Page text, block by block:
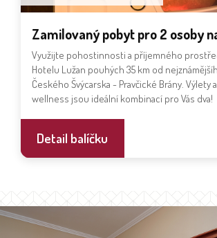
Zamilovaný pobyt pro 2 osoby
Využijte pohostinnosti a příjemného
Hotelu Lužan pouhých 35 km od
Českého Švýcarska - Pravčické Brány. Výlety
wellness jsou ideální kombinací pro Vás dva!
Detail balíčku